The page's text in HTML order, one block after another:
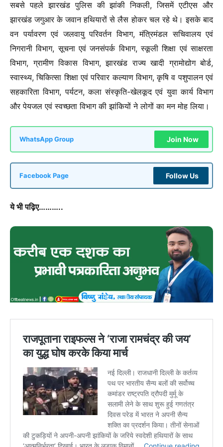
सबसे पहले झारखंड पुलिस की झांकी निकली, जिसमें एटीएस और
झारखंड जगुआर के जवान हथियारों से लैस होकर चल रहे थे। इसके बाद
वन पर्यावरण एवं जलवायु परिवर्तन विभाग, मंत्रिमंडल सचिवालय एवं
निगरानी विभाग, सूचना एवं जनसंपर्क विभाग, स्कूली शिक्षा एवं साक्षरता
विभाग, ग्रामीण विकास विभाग, झारखंड राज्य खादी ग्रामोद्योग बोर्ड,
स्वास्थ्य, चिकित्सा शिक्षा एवं परिवार कल्याण विभाग, कृषि व पशुपालन एवं
सहकारिता विभाग, पर्यटन, कला संस्कृति-खेलकूद एवं युवा कार्य विभाग
और पेयजल एवं स्वच्छता विभाग की झांकियों ने लोगों का मन मोह लिया।
WhatsApp Group Join Now
Facebook Page Follow Us
ये भी पढ़िए………..